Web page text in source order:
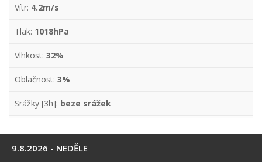
Vítr: 4.2m/s
Tlak: 1018hPa
Vlhkost: 32%
Oblačnost: 3%
Srážky [3h]: beze srážek
9.8.2026 - NEDĚLE